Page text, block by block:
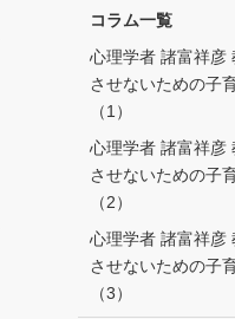
コラム一覧
心理学者 諸富祥彦
させないための子
（1）
心理学者 諸富祥彦
させないための子
（2）
心理学者 諸富祥彦
させないための子
（3）